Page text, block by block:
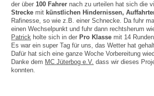
der über100 Fahrer nach zu urteilen hat sich die
Strecke mit künstlichen Hindernissen,
Rafinesse, so wie z.B. einer Schnecke. Da fuhr
einen Wechselpunkt und fuhr dann rechtsherum
Patrick holte sich in der Pro Klasse mit 14
Es war ein super Tag für uns, das Wetter hat
Dafür hat sich eine ganze Woche Vorbereitung
Danke dem MC Jüterbog e.V. dass wir dieses
konnten.